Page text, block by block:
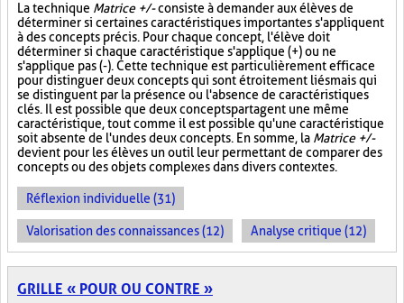
La technique Matrice +/-consiste à demander aux élèves de
déterminer si certaines caractéristiques importantes s'appliquent
à des concepts précis. Pour chaque concept, l'élève doit
déterminer si chaque caractéristique s'applique (+) ou ne
s'applique pas (-). Cette technique est particulièrement efficace
pour distinguer deux concepts qui sont étroitement liés mais qui
se distinguent par la présence ou l'absence de caractéristiques
clés. Il est possible que deux concepts partagent une même
caractéristique, tout comme il est possible qu'une caractéristique
soit absente de l'un des deux concepts. En somme, la Matrice +/-
devient pour les élèves un outil leur permettant de comparer des
concepts ou des objets complexes dans divers contextes.
Réflexion individuelle (31)
Valorisation des connaissances (12) Analyse critique (12)
GRILLE « POUR OU CONTRE »